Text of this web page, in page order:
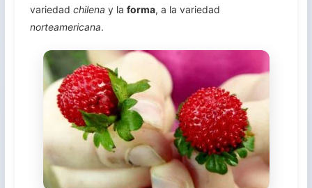
variedad chilena y la forma, a la variedad
norteamericana.